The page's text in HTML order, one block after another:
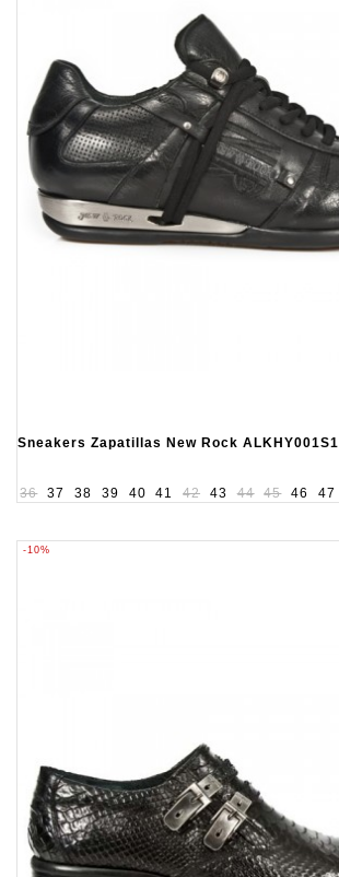
Sneakers Zapatillas New Rock ALKHY001S1
36 37 38 39 40 41 42 43 44 45 46 47
-10%